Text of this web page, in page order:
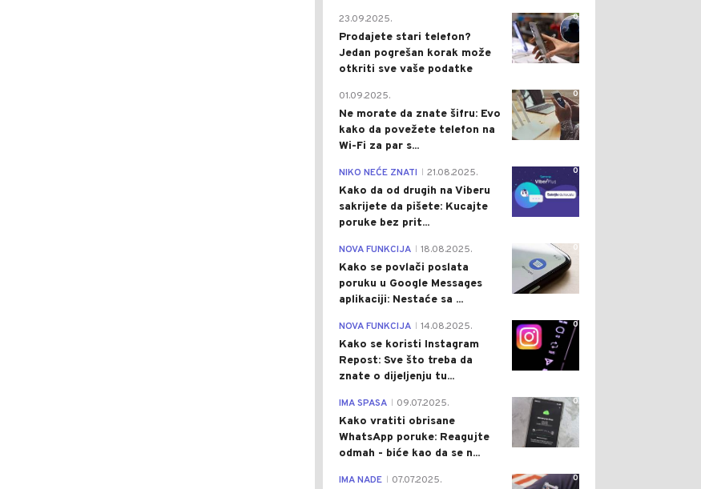
0
23.09.2025.
Prodajete stari telefon?
Jedan pogrešan korak može
otkriti sve vaše podatke
0
01.09.2025.
Ne morate da znate šifru: Evo
kako da povežete telefon na
Wi-Fi za par s...
0
NIKO NEĆE ZNATI 21.08.2025.
Kako da od drugih na Viberu
sakrijete da pišete: Kucajte
poruke bez prit...
0
NOVA FUNKCIJA 18.08.2025.
Kako se povlači poslata
poruku u Google Messages
aplikaciji: Nestaće sa ...
0
NOVA FUNKCIJA 14.08.2025.
Kako se koristi Instagram
Repost: Sve što treba da
znate o dijeljenju tu...
0
IMA SPASA 09.07.2025.
Kako vratiti obrisane
WhatsApp poruke: Reagujte
odmah - biće kao da se n...
0
IMA NADE 07.07.2025.